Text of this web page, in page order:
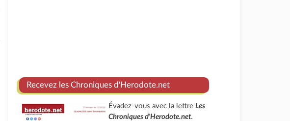
Recevez les Chroniques d'Herodote.net
Évadez-vous avec la lettreLes
Chroniques d'Herodote.net.